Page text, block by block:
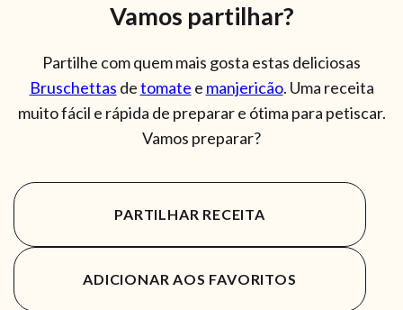
Vamos partilhar?
Partilhe com quem mais gosta estas deliciosas
Bruschettas detomate e manjericão. Uma receita
muito fácil e rápida de preparar e ótima para petiscar.
Vamos preparar?
PARTILHAR RECEITA
ADICIONAR AOS FAVORITOS